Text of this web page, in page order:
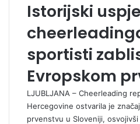
Istorijski
sportisti
Evropskom
LJUBLJANA – Cheerleading
Hercegovine ostvarila je
prvenstvu u Sloveniji,